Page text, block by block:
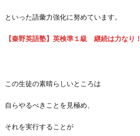
といった語彙力強化に努めています。
【秦野英語塾】英検準１級 継続は力なり！
この生徒の素晴らしいところは
自らやるべきことを見極め、
それを実行することが